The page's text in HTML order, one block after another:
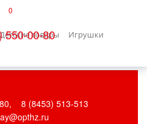
0
550-00-80
Детские товары
Игрушки
8 (8453) 513-513